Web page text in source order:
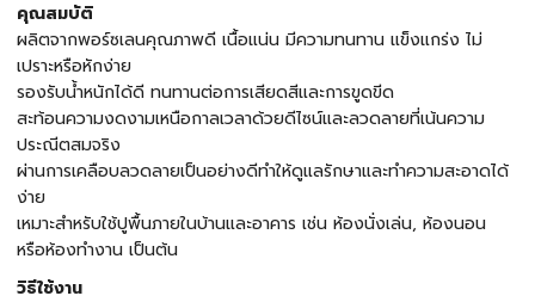
คุณสมบัติ
ผลิตจากพอร์ซเลนคุณภาพดี เนื้อแน่น มีความทนทาน แข็งแกร่ง ไม่
เปราะหรือหักง่าย
รองรับน้ำหนักได้ดี ทนทานต่อการเสียดสีและการขูดขีด
สะท้อนความงดงามเหนือกาลเวลาด้วยดีไซน์และลวดลายที่เน้นความ
ประณีตสมจริง
ผ่านการเคลือบลวดลายเป็นอย่างดีทำให้ดูแลรักษาและทำความสะอาดได้
ง่าย
เหมาะสำหรับใช้ปูพื้นภายในบ้านและอาคาร เช่น ห้องนั่งเล่น, ห้องนอน
หรือห้องทำงาน เป็นต้น
วิธีใช้งาน